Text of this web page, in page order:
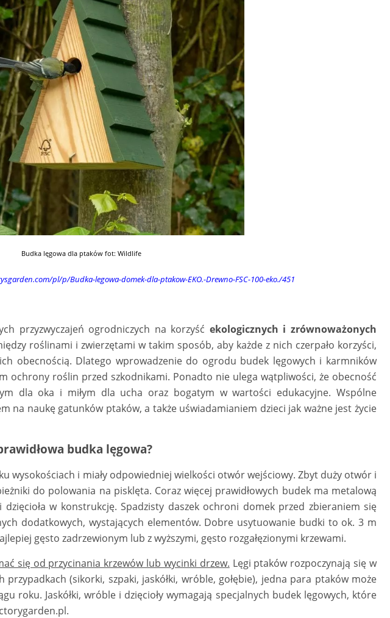
Budka lęgowa dla ptaków fot: Wildlife
pl/p/Budka-legowa-domek-dla-ptakow-EKO.-Drewno-FSC-100-eko./451
przyzwyczajeń ogrodniczych na korzyść ekologicznych i zrównoważonych
roślinami i zwierzętami w takim sposób, aby każde z nich czerpało korzyści,
obecnością. Dlatego wprowadzenie do ogrodu budek lęgowych i karmników
ochrony roślin przed szkodnikami. Ponadto nie ulega wątpliwości, że obecność
dla oka i miłym dla ucha oraz bogatym w wartości edukacyjne. Wspólne
na naukę gatunków ptaków, a także uświadamianiem dzieci jak ważne jest życie
budka lęgowa?
wysokościach i miały odpowiedniej wielkości otwór wejściowy. Zbyt duży otwór i
do polowania na pisklęta. Coraz więcej prawidłowych budek ma metalową
w konstrukcję. Spadzisty daszek ochroni domek przed zbieraniem się
dodatkowych, wystających elementów. Dobre usytuowanie budki to ok. 3 m
gęsto zadrzewionym lub z wyższymi, gęsto rozgałęzionymi krzewami.
się od przycinania krzewów lub wycinki drzew. Lęgi ptaków rozpoczynają się w
(sikorki, szpaki, jaskółki, wróble, gołębie), jedna para ptaków może
roku. Jaskółki, wróble i dzięcioły wymagają specjalnych budek lęgowych, które
.